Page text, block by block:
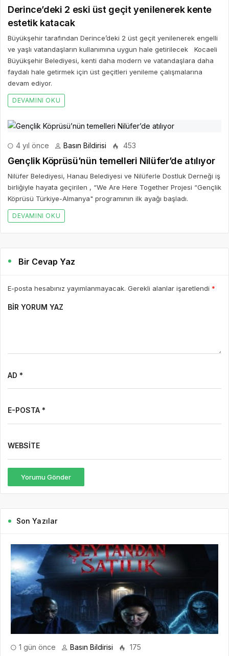
Derince’deki 2 eski üst geçit yenilenerek kente
estetik katacak
Büyükşehir tarafından Derince’deki 2 üst geçit yenilenerek engelli
ve yaşlı vatandaşların kullanımına uygun hale getirilecek Kocaeli
Büyükşehir Belediyesi, kenti daha modern ve vatandaşlara daha
faydalı hale getirmek için üst geçitleri yenileme çalışmalarına
devam ediyor.
DEVAMINI OKU
4 yıl önce Basın Bildirisi 453
Gençlik Köprüsü’nün temelleri Nilüfer’de atılıyor
Nilüfer Belediyesi, Hanau Belediyesi ve Nilüferle Dostluk Derneği iş
birliğiyle hayata geçirilen , “We Are Here Together Projesi “Gençlik
Köprüsü Türkiye-Almanya" programının ilk ayağı başladı.
DEVAMINI OKU
Bir Cevap Yaz
E-posta hesabınız yayımlanmayacak. Gerekli alanlar işaretlendi *
BIR YORUM YAZ
AD *
E-POSTA *
WEBSITE
Yorumu Gönder
Son Yazılar
1 gün önce Basın Bildirisi 175